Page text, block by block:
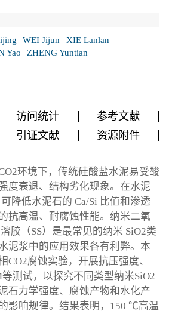
WEI Jijun
XIE Lanlan
Yao ZHENG Yuntian
访问统计
参考文献
引证文献 资源附件
2环境下，传统硅酸盐水泥易受酸
度衰退、结构劣化现象。在水泥
可降低水泥石的 Ca/Si 比值和渗透
抗高温、耐腐蚀性能。纳米二氧
胶（SS）是最常见的纳米 SiO2类
泥浆中的应用效果各有利弊。本
CO2腐蚀实验，开展抗压强度、
等测试，以探究不同类型纳米SiO2
石力学强度、腐蚀产物和水化产
影响规律。结果表明，150 ℃高温